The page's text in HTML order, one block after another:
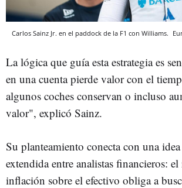
Carlos Sainz Jr. en el paddock de la F1 con Williams.
La lógica que guía esta estrategia es
en una cuenta pierde valor con el
algunos coches conservan o incluso
valor", explicó Sainz.
Su planteamiento conecta con una
extendida entre analistas financieros:
inflación sobre el efectivo obliga a